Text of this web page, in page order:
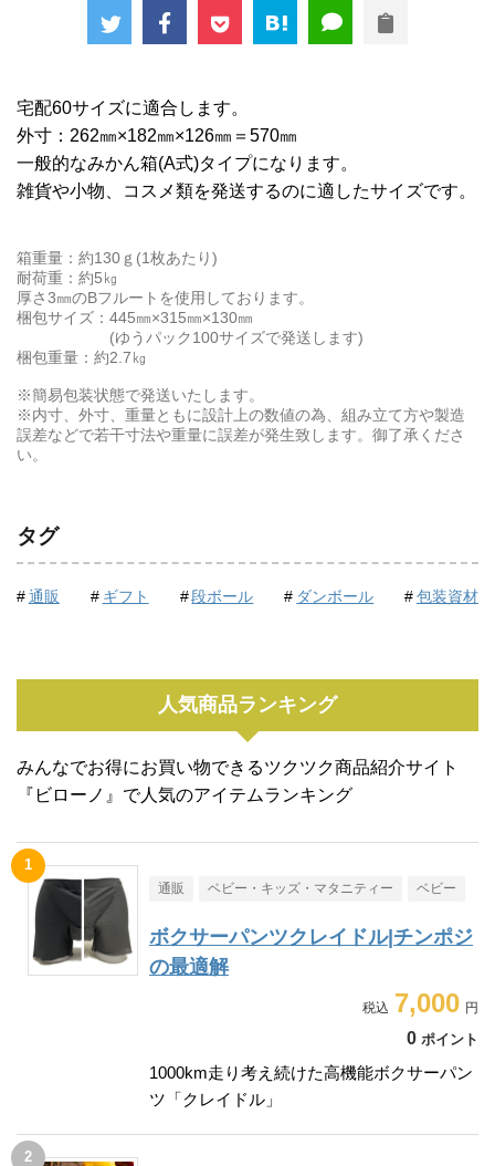
宅配60サイズに適合します。
外寸：262㎜×182㎜×126㎜＝570㎜
一般的なみかん箱(A式)タイプになります。
雑貨や小物、コスメ類を発送するのに適したサイズです。
箱重量：約130ｇ(1枚あたり)
耐荷重：約5㎏
厚さ3㎜のBフルートを使用しております。
梱包サイズ：445㎜×315㎜×130㎜
(ゆうパック100サイズで発送します)
梱包重量：約2.7㎏
※簡易包装状態で発送いたします。
※内寸、外寸、重量ともに設計上の数値の為、組み立て方や製造
誤差などで若干寸法や重量に誤差が発生致します。御了承くださ
い。
タグ
通販 ギフト 段ボール ダンボール 包装資材
人気商品ランキング
みんなでお得にお買い物できるツクツク商品紹介サイト
『ビローノ』で人気のアイテムランキング
通販 ベビー・キッズ・マタニティー ベビー
ボクサーパンツクレイドル|チンポジ
の最適解
7,000
0 ポイント
1000km走り考え続けた高機能ボクサーパン
ツ「クレイドル」